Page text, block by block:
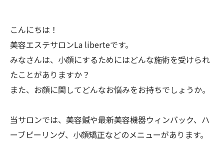
こんにちは！
美容エステサロンLa liberteです。
みなさんは、小顔にするためにはどんな施術を受けられ
たことがありますか？
また、お顔に関してどんなお悩みをお持ちでしょうか。
当サロンでは、美容鍼や最新美容機器ウィンバック、ハ
ーブピーリング、小顔矯正などのメニューがあります。